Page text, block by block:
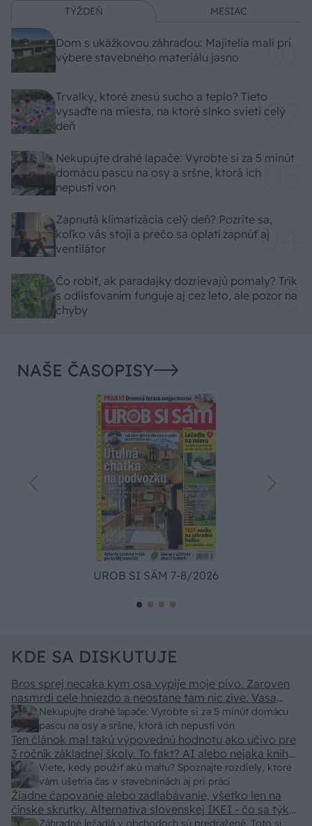
TÝŽDEŇ MESIAC
Dom s ukážkovou záhradou: Majitelia mali pri
výbere stavebného materiálu jasno
Trvalky, ktoré znesú sucho a teplo? Tieto
vysaďte na miesta, na ktoré slnko svieti celý
deň
Nekupujte drahé lapače: Vyrobte si za 5 minút
domácu pascu na osy a sršne, ktorá ich
nepustí von
Zapnutá klimatizácia celý deň? Pozrite sa,
koľko vás stojí a prečo sa oplatí zapnúť aj
ventilátor
Čo robiť, ak paradajky dozrievajú pomaly? Trik
s odlisťovaním funguje aj cez leto, ale pozor na
chyby
NAŠE ČASOPISY
UROB SI SÁM 7-8/2026
KDE SA DISKUTUJE
Nekupujte drahé lapače: Vyrobte si za 5 minút domácu
pascu na osy a sršne, ktorá ich nepustí von
Bros sprej necaka kym osa vypije moje pivo. Zaroven
nasmrdi cele hniezdo a neostane tam nic zive. Vasa
pasca naucinke moc efektivne. Skor pritiahne slimaky
Viete, kedy použiť akú maltu? Spoznajte rozdiely, ktoré
vám ušetria čas v stavebninách aj pri práci
Ten článok mal takú výpovednú hodnotu ako učivo pre
3 ročník základnej školy. To fakt? AI alebo nejaka kniha
z VŠ? Dnešné rychlotvrdnuce malty - pevnosť 40 Mpa a
doba schnutia tak 15 minut , k tomu vodotesné s
kryštálikou. A rozdiel - schnutie a zretie. Nič?
Záhradné ležadlá v obchodoch sú predražené. Toto si
Žiadne čapovanie alebo zadlabávanie, všetko len na
čínske skrutky. Alternatíva slovenskej IKEI - čo sa týka
pevnosti. Autor si nedal veľa námahy s remeselným